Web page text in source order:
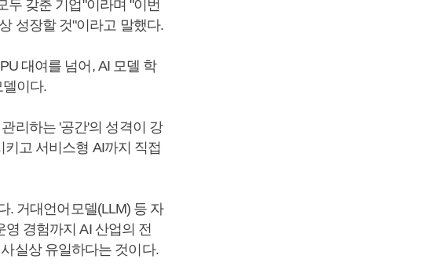
두 갖춘 기업"이라며 "이번
성장할 것"이라고 말했다.
대여를 넘어, AI 모델 학
이다.
리하는 '공간'의 성격이 강
고 서비스형 AI까지 직접
. 거대언어모델(LLM) 등 자
경험까지 AI 산업의 전
실상 유일하다는 것이다.